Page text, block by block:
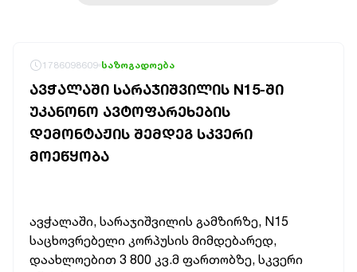
1786098609 საზოგადოება
ᲐᲕᲭᲐᲚᲐᲨᲘ ᲡᲐᲠᲐᲯᲘᲨᲕᲘᲚᲘᲡ N15-ᲨᲘ
ᲣᲙᲐᲜᲝᲜᲝ ᲐᲕᲢᲝᲤᲐᲠᲔᲮᲔᲑᲘᲡ
ᲓᲔᲛᲝᲜᲢᲐᲟᲘᲡ ᲨᲔᲛᲓᲔᲒ ᲡᲙᲕᲔᲠᲘ
ᲛᲝᲔᲬᲧᲝᲑᲐ
ავჭალაში, სარაჯიშვილის გამზირზე, N15
საცხოვრებელი კორპუსის მიმდებარედ,
დაახლოებით 3 800 კვ.მ ფართობზე, სკვერი